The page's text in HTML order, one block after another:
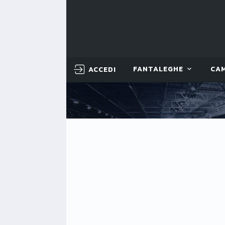
ACCEDI FANTALEGHE